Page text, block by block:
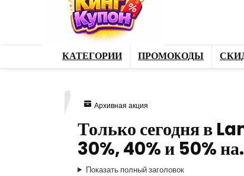
КАТЕГОРИИ ПРОМОКОДЫ
Архивная акция
Только сегодня в
30%, 40% и 50%
Показать полный заголовок